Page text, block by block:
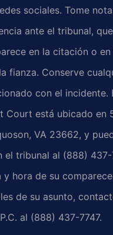
sociales. Tome
ante el tribunal, que
en la citación o
fianza. Conserve
con el incidente.
Court está ubicado en
VA 23662, y
el tribunal al (888) 437-
hora de su
de su asunto,
al (888) 437-7747.